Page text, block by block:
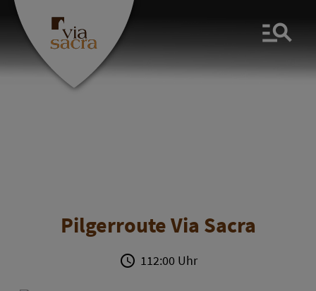
Pilgerroute Via Sacra
112:00 Uhr